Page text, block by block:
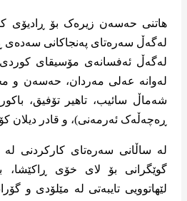
هاتنی حەسەن زیرەک بۆ ڕادیۆی
لەگەڵ سەرەتای پەنجاکانی سەدەی
لەگەڵ ئەفسانەی مۆسیقای کوردی
لەوانە عەلی مەردان، حەسەن و
شەماڵ سائیب، تاهیر تۆفیق،
ڕەچەڵەک ئەرمەنی)، و قادر دیلان
لە ساڵانی سەرەتای کارکردنی لە
گوێگرانی بۆ لای خۆی ڕاکێشا،
لێهاتوویی تایبەتی لە مێلۆدی و